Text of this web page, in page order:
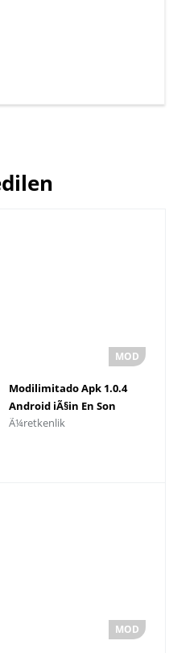
Modilimitado Apk 1.0.4
Android iÃ§in En Son
SÃ¼rÃ¼mÃ¼ Ä°ndirin
Ã¼retkenlik